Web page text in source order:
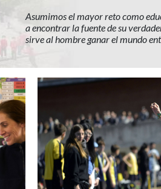
Asumimos el mayor reto como
a encontrar la fuente de su
sirve al hombre ganar el mundo